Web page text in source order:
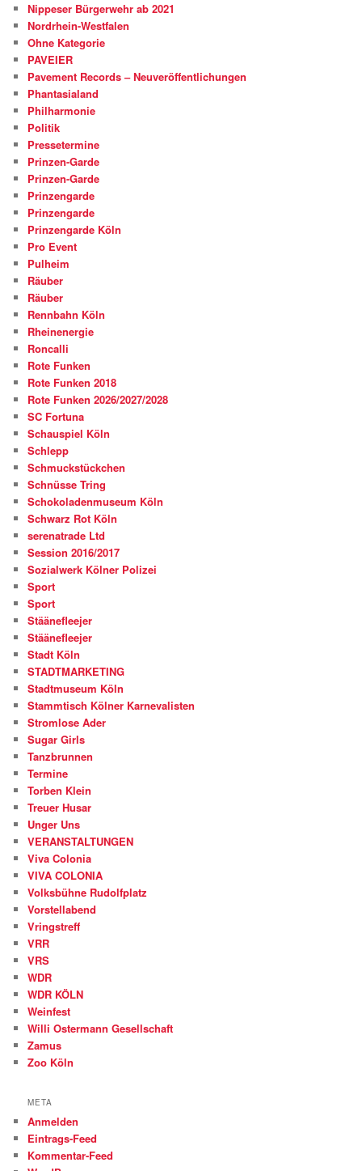
Nippeser Bürgerwehr ab 2021
Nordrhein-Westfalen
Ohne Kategorie
PAVEIER
Pavement Records – Neuveröffentlichungen
Phantasialand
Philharmonie
Politik
Pressetermine
Prinzen-Garde
Prinzen-Garde
Prinzengarde
Prinzengarde
Prinzengarde Köln
Pro Event
Pulheim
Räuber
Räuber
Rennbahn Köln
Rheinenergie
Roncalli
Rote Funken
Rote Funken 2018
Rote Funken 2026/2027/2028
SC Fortuna
Schauspiel Köln
Schlepp
Schmuckstückchen
Schnüsse Tring
Schokoladenmuseum Köln
Schwarz Rot Köln
serenatrade Ltd
Session 2016/2017
Sozialwerk Kölner Polizei
Sport
Sport
Stäänefleejer
Stäänefleejer
Stadt Köln
STADTMARKETING
Stadtmuseum Köln
Stammtisch Kölner Karnevalisten
Stromlose Ader
Sugar Girls
Tanzbrunnen
Termine
Torben Klein
Treuer Husar
Unger Uns
VERANSTALTUNGEN
Viva Colonia
VIVA COLONIA
Volksbühne Rudolfplatz
Vorstellabend
Vringstreff
VRR
VRS
WDR
WDR KÖLN
Weinfest
Willi Ostermann Gesellschaft
Zamus
Zoo Köln
META
Anmelden
Eintrags-Feed
Kommentar-Feed